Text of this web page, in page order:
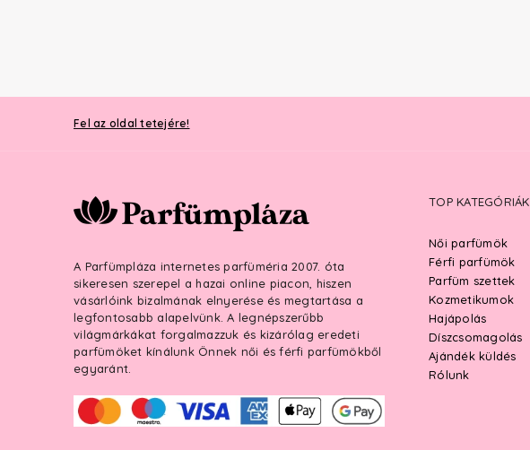
Fel az oldal tetejére!
A Parfümpláza internetes parfüméria 2007. óta
sikeresen szerepel a hazai online piacon, hiszen
vásárlóink bizalmának elnyerése és megtartása a
legfontosabb alapelvünk. A legnépszerűbb
világmárkákat forgalmazzuk és kizárólag eredeti
parfümöket kínálunk Önnek női és férfi parfümökből
egyaránt.
TOP KATEGÓRIÁK
Női parfümök
Férfi parfümök
Parfüm szettek
Kozmetikumok
Hajápolás
Díszcsomagolás
Ajándék küldés
Rólunk